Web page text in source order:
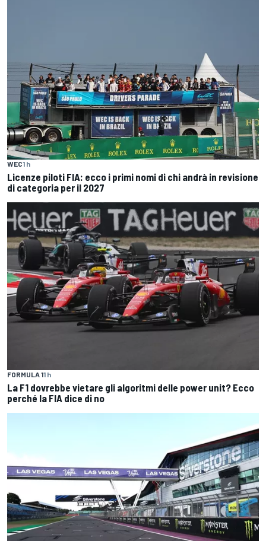
WEC1 h
Licenze piloti FIA: ecco i primi nomi di chi andrà in revisione
di categoria per il 2027
FORMULA 11 h
La F1 dovrebbe vietare gli algoritmi delle power unit? Ecco
perché la FIA dice di no